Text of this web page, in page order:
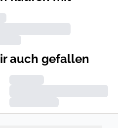
auch gefallen